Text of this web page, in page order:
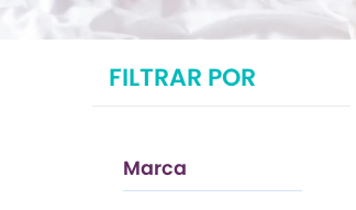
FILTRAR POR
Marca